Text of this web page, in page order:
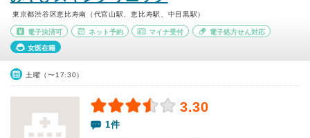
東京都渋谷区恵比寿南（代官山駅、恵比寿駅、中目黒駅）
電子決済可 ネット予約 マイナ受付 電子処方せん対応
女医在籍
土曜（〜17:30）
3.30
1件